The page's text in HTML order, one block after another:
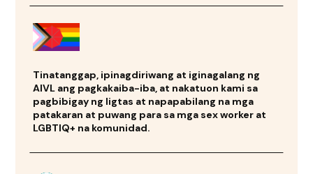
Tinatanggap, ipinagdiriwang at iginagalang ng
AIVL ang pagkakaiba-iba, at nakatuon kami sa
pagbibigay ng ligtas at napapabilang na mga
patakaran at puwang para sa mga sex worker at
LGBTIQ+ na komunidad.